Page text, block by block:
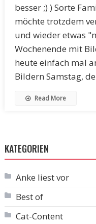
besser ;) ) Sorte
möchte trotzdem
und wieder etwas
Wochenende mit
heute einfach mal
Bildern Samstag,
Read More
KATEGORIEN
Anke liest vor
Best of
Cat-Content